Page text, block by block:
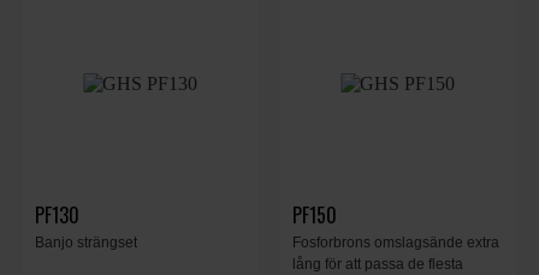
PF130
Banjo strängset
PF150
Fosforbrons omslagsände extra
lång för att passa de flesta